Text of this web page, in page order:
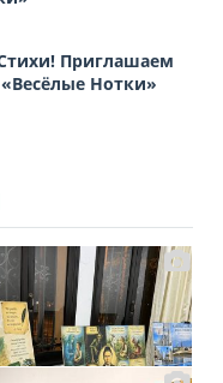
Приглашаем
Нотки»